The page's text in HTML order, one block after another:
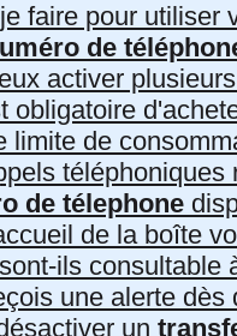
faire pour utiliser
de
activer
obligatoire
limite de
de télephone
de la boîte
ils consultable
une alerte
un